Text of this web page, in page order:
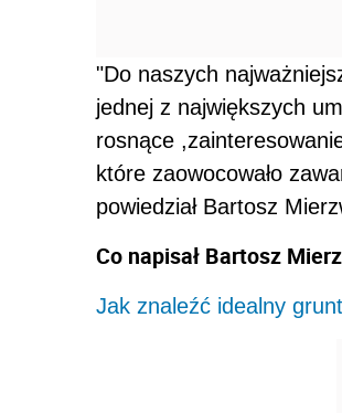
"Do naszych
jednej z największych
rosnące
które zaowocowało
powiedział Bartosz
Co napisał Bartosz
Jak znaleźć idealny